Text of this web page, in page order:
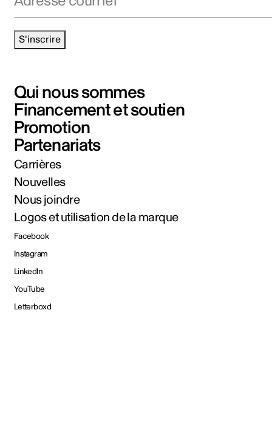
S'inscrire
Qui nous sommes
Financement et soutien
Promotion
Partenariats
Carrières
Nouvelles
Nous joindre
Logos et utilisation de la marque
Facebook
Instagram
LinkedIn
YouTube
Letterboxd